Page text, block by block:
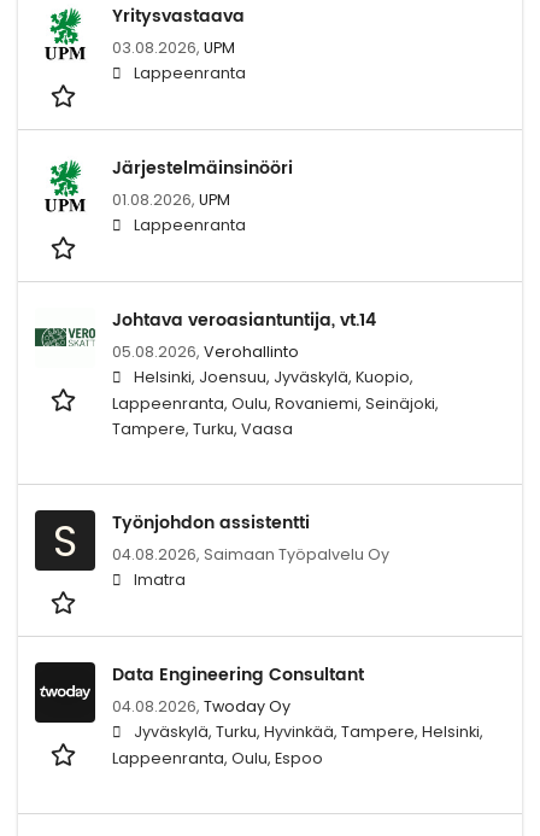
Yritysvastaava
03.08.2026, UPM
Lappeenranta
Järjestelmäinsinööri
01.08.2026, UPM
Lappeenranta
Johtava veroasiantuntija, vt.14
05.08.2026, Verohallinto
Helsinki, Joensuu, Jyväskylä, Kuopio,
Lappeenranta, Oulu, Rovaniemi, Seinäjoki,
Tampere, Turku, Vaasa
S Työnjohdon assistentti
04.08.2026, Saimaan Työpalvelu Oy
Imatra
Data Engineering Consultant
04.08.2026, Twoday Oy
Jyväskylä, Turku, Hyvinkää, Tampere, Helsinki,
Lappeenranta, Oulu, Espoo